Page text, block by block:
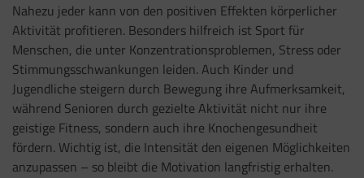
Nahezu jeder kann von den positiven Effekten körperlicher
Aktivität profitieren. Besonders hilfreich ist Sport für
Menschen, die unter Konzentrationsproblemen, Stress oder
Stimmungsschwankungen leiden. Auch Kinder und
Jugendliche steigern durch Bewegung ihre Aufmerksamkeit,
während Senioren durch gezielte Aktivität nicht nur ihre
geistige Fitness, sondern auch ihre Knochengesundheit
fördern. Wichtig ist, die Intensität den eigenen Möglichkeiten
anzupassen – so bleibt die Motivation langfristig erhalten.